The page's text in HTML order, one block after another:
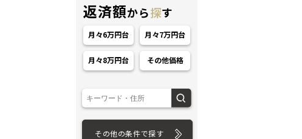
返済額から探す
月々6万円台 月々7万円台
月々8万円台 その他価格
その他の条件で探す